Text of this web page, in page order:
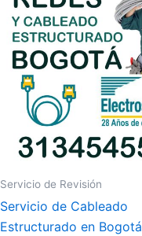
Servicio de Revisión
Servicio de Cableado
Estructurado en Bogotá